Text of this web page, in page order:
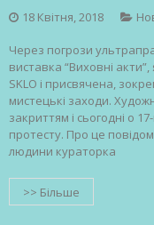
18 Квітня, 2018
Через погрози
виставка “Виховнi акти”,
SKLO і присвячена,
мистецькі заходи.
закриттям і сьогодні о
протесту. Про це
людини кураторка
>> Більше